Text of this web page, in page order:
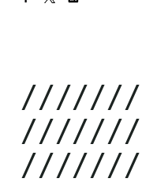
///////
///////
///////